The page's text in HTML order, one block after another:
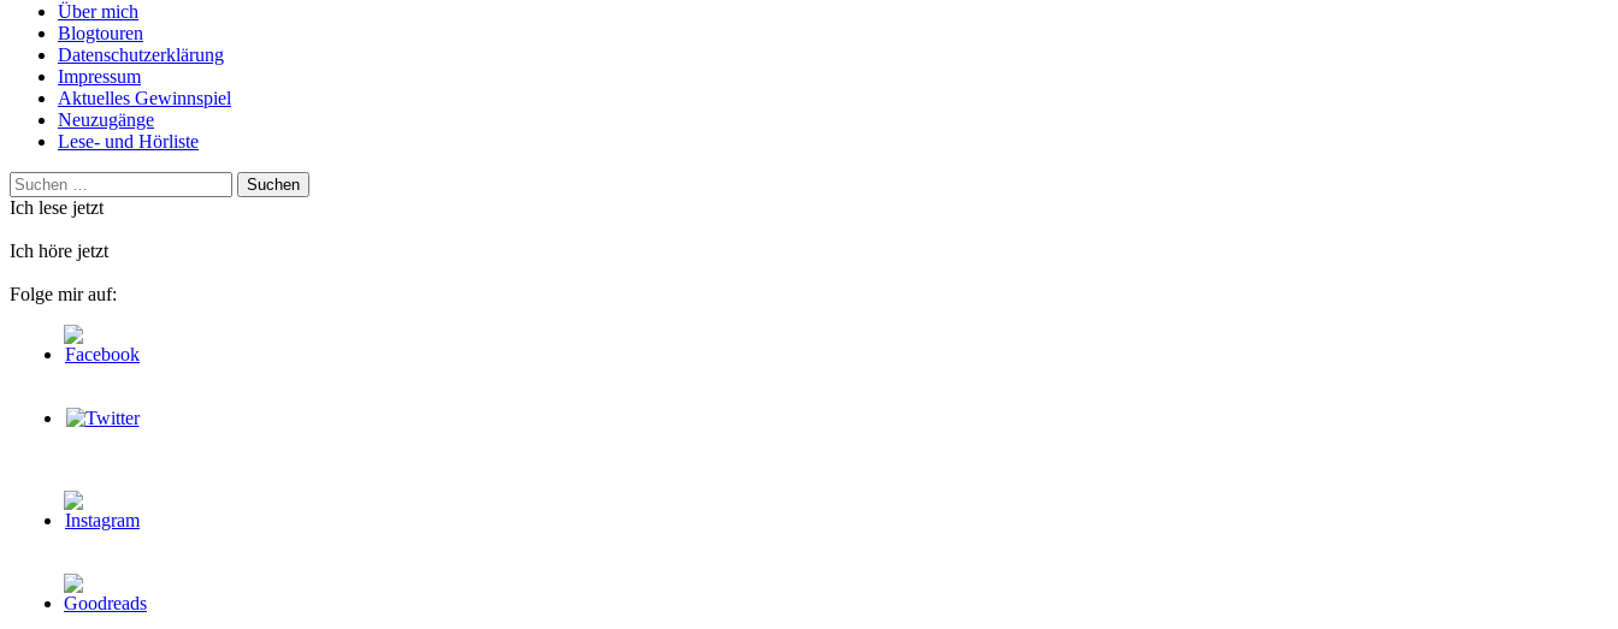
Über mich
Blogtouren
Datenschutzerklärung
Impressum
Aktuelles Gewinnspiel
Neuzugänge
Lese- und Hörliste
Suchen
nach:
Ich lese jetzt
Ich höre jetzt
Folge mir auf: